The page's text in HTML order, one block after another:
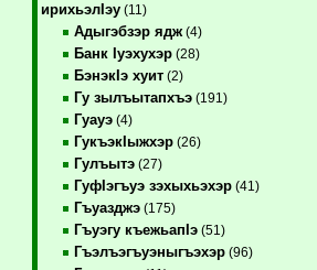
ирихьэлIэу(11)
Адыгэбзэр ядж(4)
Банк Iуэхухэр(28)
БэнэкIэ хуит(2)
Гу зылъытапхъэ(191)
Гуауэ(4)
ГукъэкIыжхэр(26)
Гулъытэ(27)
ГуфIэгъуэ зэхыхьэхэр(41)
Гъуазджэ(175)
Гъуэгу къежьапIэ(51)
Гъэлъэгъуэныгъэхэр(96)